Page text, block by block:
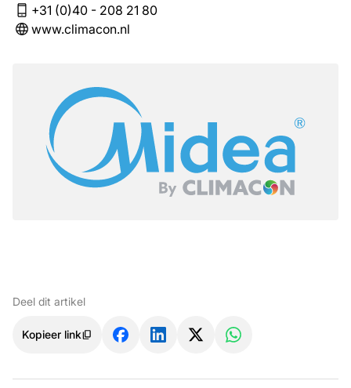
+31 (0)40 - 208 21 80
www.climacon.nl
Deel dit artikel
Kopieer link